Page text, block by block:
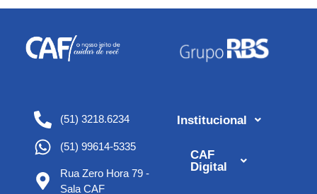
(51) 3218.6234
(51) 99614-5335
Rua Zero Hora 79 -
Sala CAF​
Institucional
CAF
Digital